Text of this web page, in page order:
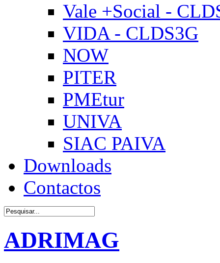
Vale +Social -
VIDA - CLDS3G
NOW
PITER
PMEtur
UNIVA
SIAC PAIVA
Downloads
Contactos
ADRIMAG